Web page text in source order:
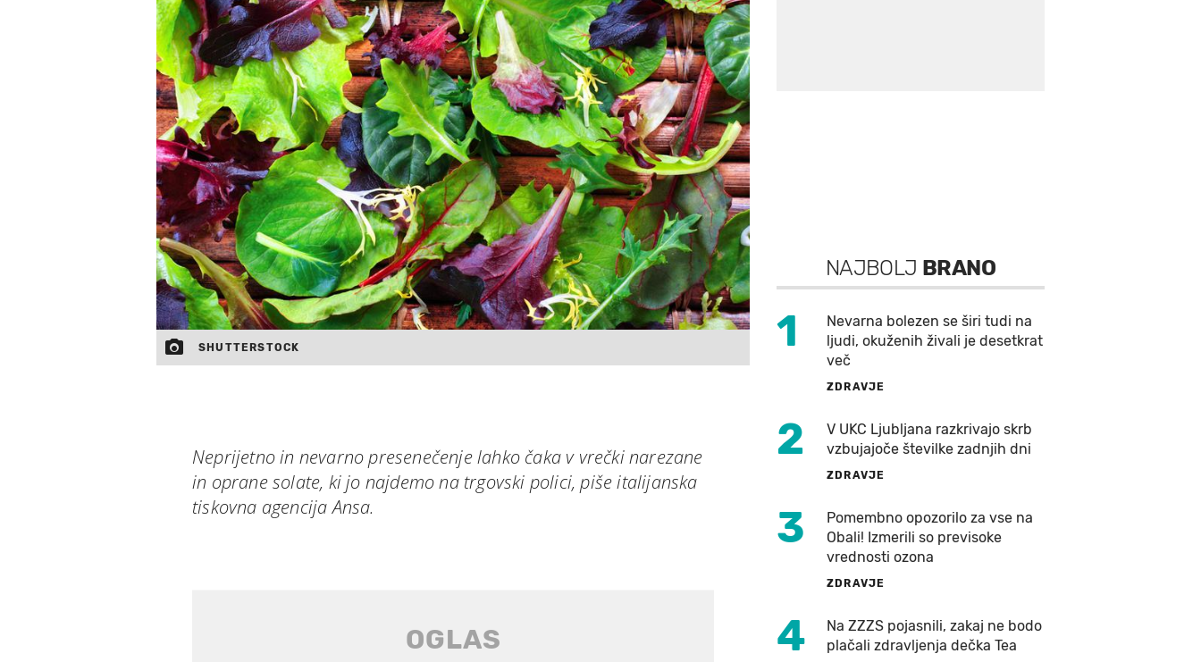
SHUTTERSTOCK
Neprijetno in nevarno presenečenje lahko čaka v vrečki narezane
in oprane solate, ki jo najdemo na trgovski polici, piše italijanska
tiskovna agencija Ansa.
NAJBOLJ BRANO
1
Nevarna bolezen se širi tudi na
ljudi, okuženih živali je desetkrat
več
ZDRAVJE
2
V UKC Ljubljana razkrivajo skrb
vzbujajoče številke zadnjih dni
ZDRAVJE
3
Pomembno opozorilo za vse na
Obali! Izmerili so previsoke
vrednosti ozona
ZDRAVJE
4
Na ZZZS pojasnili, zakaj ne bodo
plačali zdravljenja dečka Tea